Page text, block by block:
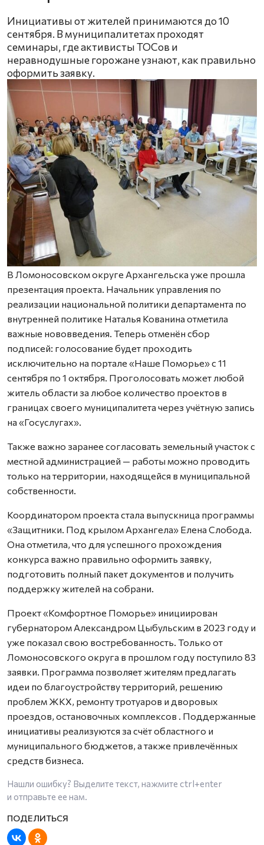
Инициативы от жителей принимаются до 10
сентября. В муниципалитетах проходят
семинары, где активисты ТОСов и
неравнодушные горожане узнают, как правильно
оформить заявку.
В Ломоносовском округе Архангельска уже прошла
презентация проекта. Начальник управления по
реализации национальной политики департамента по
внутренней политике Наталья Кованина отметила
важные нововведения. Теперь отменён сбор
подписей: голосование будет проходить
исключительно на портале «Наше Поморье» с 11
сентября по 1 октября. Проголосовать может любой
житель области за любое количество проектов в
границах своего муниципалитета через учётную запись
на «Госуслугах».
Также важно заранее согласовать земельный участок с
местной администрацией — работы можно проводить
только на территории, находящейся в муниципальной
собственности.
Координатором проекта стала выпускница программы
«Защитники. Под крылом Архангела» Елена Слобода.
Она отметила, что для успешного прохождения
конкурса важно правильно оформить заявку,
подготовить полный пакет документов и получить
поддержку жителей на собрани.
Проект «Комфортное Поморье» инициирован
губернатором Александром Цыбульским в 2023 году и
уже показал свою востребованность. Только от
Ломоносовского округа в прошлом году поступило 83
заявки. Программа позволяет жителям предлагать
идеи по благоустройству территорий, решению
проблем ЖКХ, ремонту тротуаров и дворовых
проездов, остановочных комплексов
. Поддержанные
инициативы реализуются за счёт областного и
муниципального бюджетов, а также привлечённых
средств бизнеса.
Нашли ошибку? Выделите текст, нажмите ctrl+enter
и отправьте ее нам.